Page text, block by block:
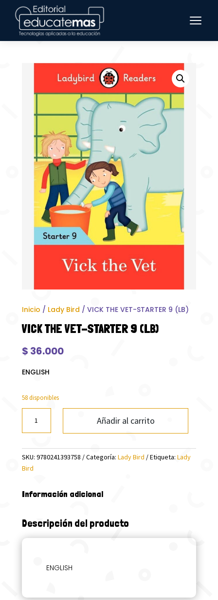
Inicio / Lady Bird / VICK THE VET-STARTER 9 (LB)
VICK THE VET-STARTER 9 (LB)
$ 36.000
ENGLISH
58 disponibles
THE
VET-
STARTER
9
(LB)
Añadir al carrito
SKU: 9780241393758 Categoría: Lady Bird Etiqueta: Lady
Bird
Información adicional
Descripción del producto
ENGLISH